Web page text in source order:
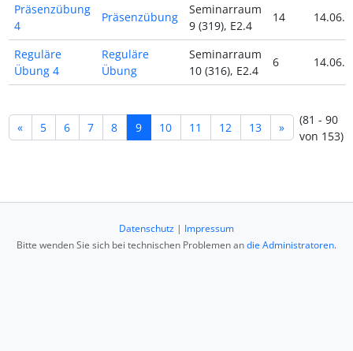
Präsenzübung
4
Präsenzübung
Seminarraum
9 (319), E2.4
14
Reguläre
Übung 4
Reguläre
Übung
Seminarraum
10 (316), E2.4
6
« 5 6 7 8 9 10 11 12 13 »
(81 - 90
von 153)
Datenschutz | Impressum
Bitte wenden Sie sich bei technischen Problemen andie Administratoren.